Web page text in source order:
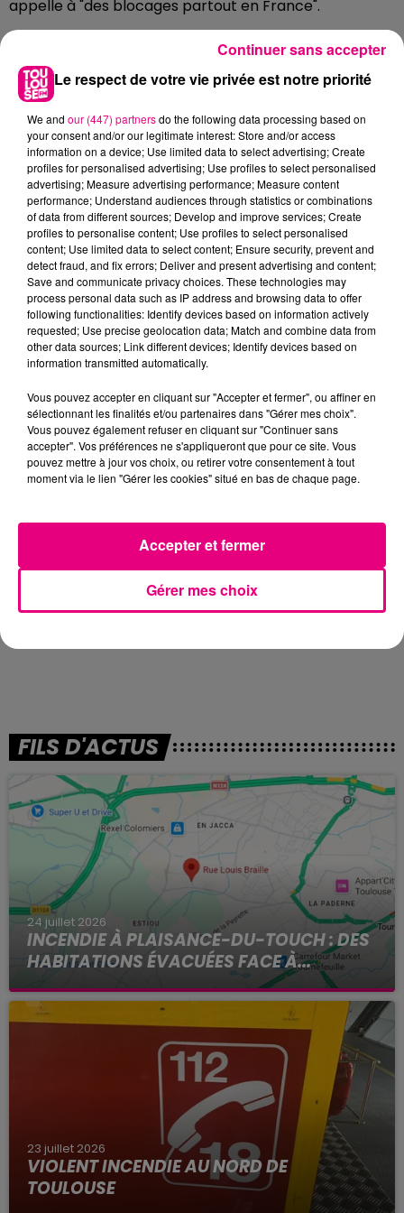
appelle à "des blocages partout en France".
FILS D'ACTUS
24 juillet 2026
INCENDIE À PLAISANCE-DU-TOUCH : DES
HABITATIONS ÉVACUÉES FACE À...
Alors que la Haute-Garonne est en vigilance
rouge pour risque très élevé de feux de forêt, un
nouvel incendie spectaculaire s'est déclaré ce
23 juillet 2026
VIOLENT INCENDIE AU NORD DE
TOULOUSE
Le respect de votre vie privée est notre priorité
We and our (447) partnersdo the following data processing based on
your consent and/or our legitimate interest: Store and/or access
information on a device; Use limited data to select advertising; Create
profiles for personalised advertising; Use profiles to select personalised
advertising; Measure advertising performance; Measure content
performance; Understand audiences through statistics or combinations
of data from different sources; Develop and improve services; Create
profiles to personalise content; Use profiles to select personalised
content; Use limited data to select content; Ensure security, prevent and
detect fraud, and fix errors; Deliver and present advertising and content;
Save and communicate privacy choices. These technologies may
process personal data such as IP address and browsing data to offer
following functionalities: Identify devices based on information actively
requested; Use precise geolocation data; Match and combine data from
other data sources; Link different devices; Identify devices based on
information transmitted automatically.
Vous pouvez accepter en cliquant sur "Accepter et fermer", ou affiner en
sélectionnant les finalités et/ou partenaires dans "Gérer mes choix".
Vous pouvez également refuser en cliquant sur "Continuer sans
accepter". Vos préférences ne s'appliqueront que pour ce site. Vous
pouvez mettre à jour vos choix, ou retirer votre consentement à tout
moment via le lien "Gérer les cookies" situé en bas de chaque page.
Gérer mes choix
Accepter et fermer
Continuer sans accepter